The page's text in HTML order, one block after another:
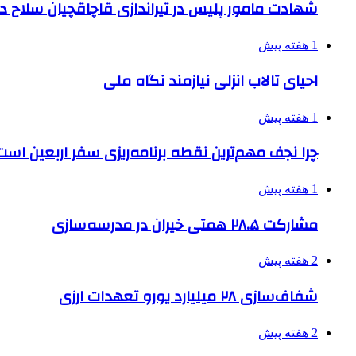
شهادت مامور پلیس در تیراندازی قاچاقچیان سلاح
1 هفته پیش
احیای تالاب انزلی نیازمند نگاه ملی
1 هفته پیش
چرا نجف مهم‌ترین نقطه برنامه‌ریزی سفر اربعین
1 هفته پیش
مشارکت ۲۸.۵ همتی خیران در مدرسه‌سازی
2 هفته پیش
شفاف‌سازی ۲۸ میلیارد یورو تعهدات ارزی
2 هفته پیش